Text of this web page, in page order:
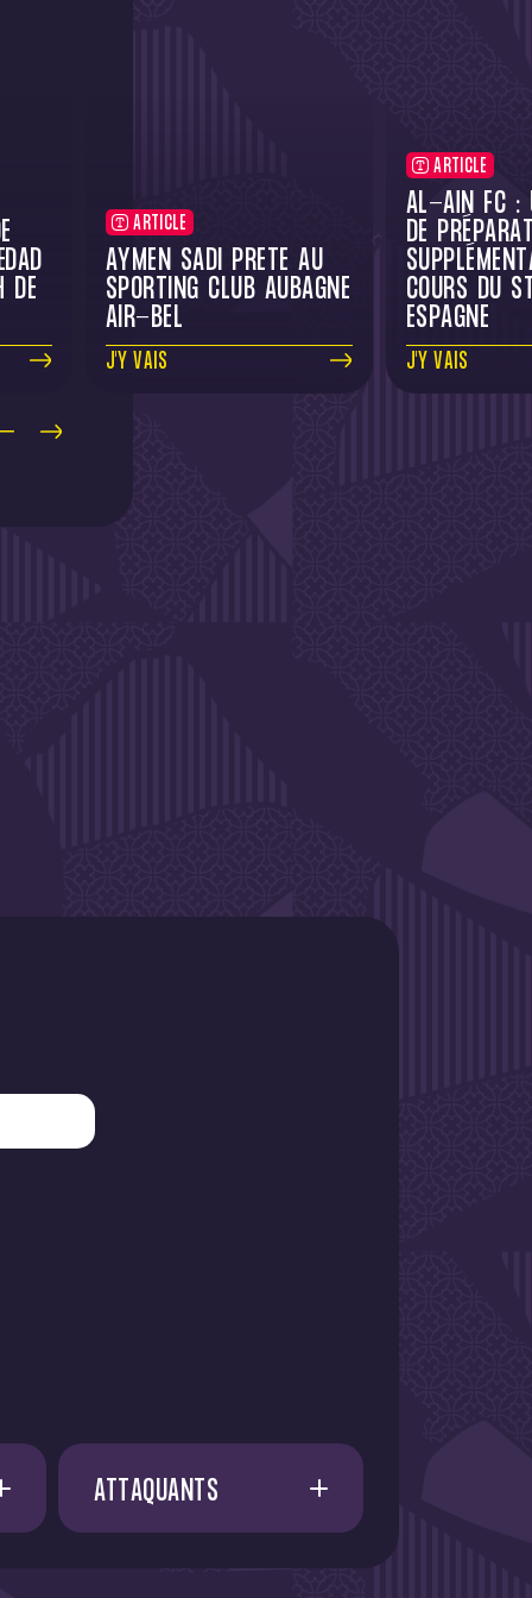
DE
ARTICLE
AYMEN SADI PRÊTÉ AU
SPORTING CLUB AUBAGNE
AIR-BEL
J'Y VAIS
ARTICLE
AL-AÏN FC :
DE
COURS DU
ESPAGNE
J'Y VAIS
ATTAQUANTS